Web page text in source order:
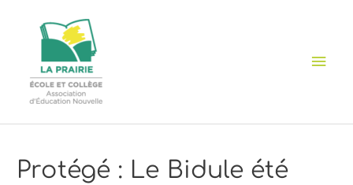
contenu
Protégé : Le Bidule été
l’article